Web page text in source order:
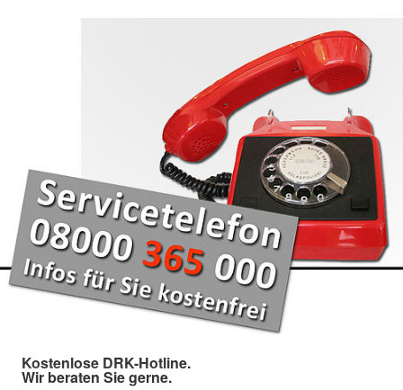
Kostenlose DRK-Hotline.
Wir beraten Sie gerne.